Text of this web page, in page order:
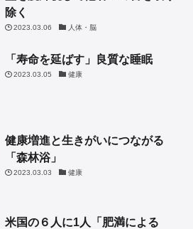
除く
2023.03.06 人体・脳
「寿命を延ばす」良質な睡眠
2023.03.05 健康
健康増進と生きがいにつながる
「森林浴」
2023.03.03 健康
米国の６人に1人「肥満による